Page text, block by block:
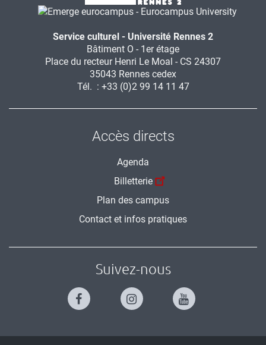
Service culturel - Université Rennes 2
Bâtiment O - 1er étage
Place du recteur Henri Le Moal - CS 24307
35043 Rennes cedex
Tél. : +33 (0)2 99 14 11 47
Accès directs
Agenda
Billetterie
Plan des campus
Contact et infos pratiques
Suivez-nous